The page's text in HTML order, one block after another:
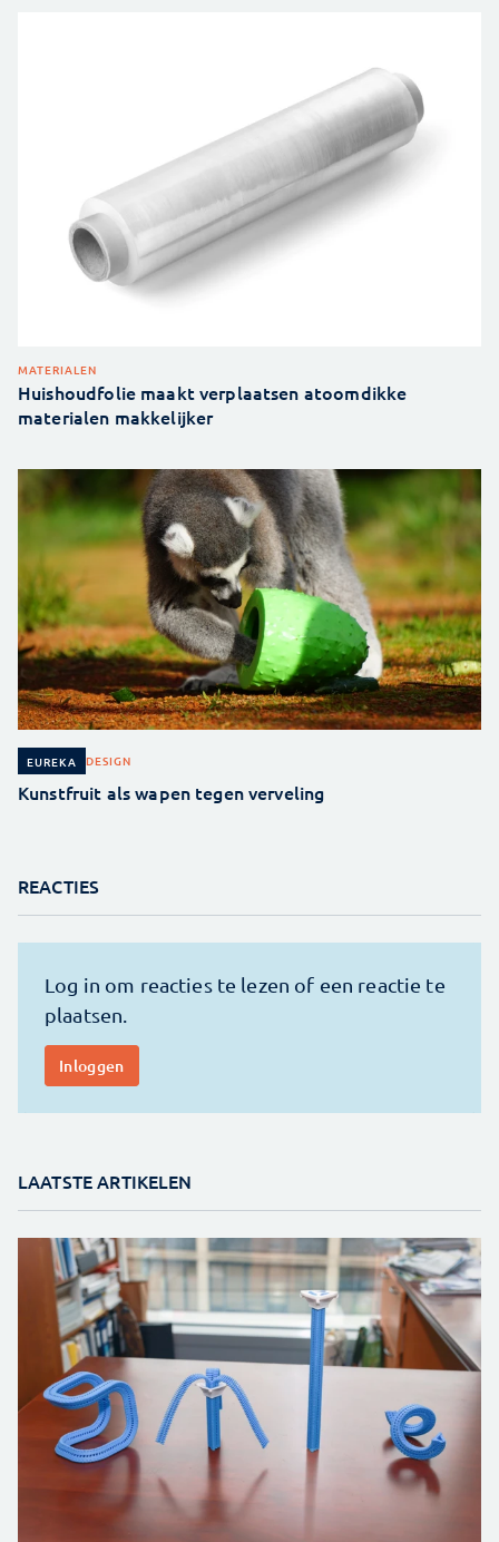
MATERIALEN
Huishoudfolie maakt verplaatsen atoomdikke
materialen makkelijker
EUREKA DESIGN
Kunstfruit als wapen tegen verveling
REACTIES
LAATSTE ARTIKELEN